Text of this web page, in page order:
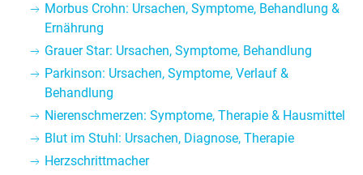
Morbus Crohn: Ursachen, Symptome, Behandlung &
Ernährung
Grauer Star: Ursachen, Symptome, Behandlung
Parkinson: Ursachen, Symptome, Verlauf &
Behandlung
Nierenschmerzen: Symptome, Therapie & Hausmittel
Blut im Stuhl: Ursachen, Diagnose, Therapie
Herzschrittmacher